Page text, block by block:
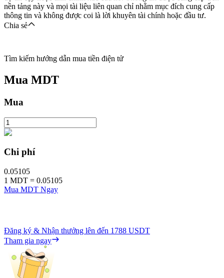
nền tảng này và mọi tài liệu liên quan chỉ nhằm mục đích cung cấp
thông tin và không được coi là lời khuyên tài chính hoặc đầu tư.
Chia sẻ
Tìm kiếm hướng dẫn mua tiền điện tử
Mua MDT
Mua
Chi phí
0.05105
1 MDT = 0.05105
Mua MDT Ngay
Đăng ký & Nhận thưởng lên đến 1788 USDT
Tham gia ngay